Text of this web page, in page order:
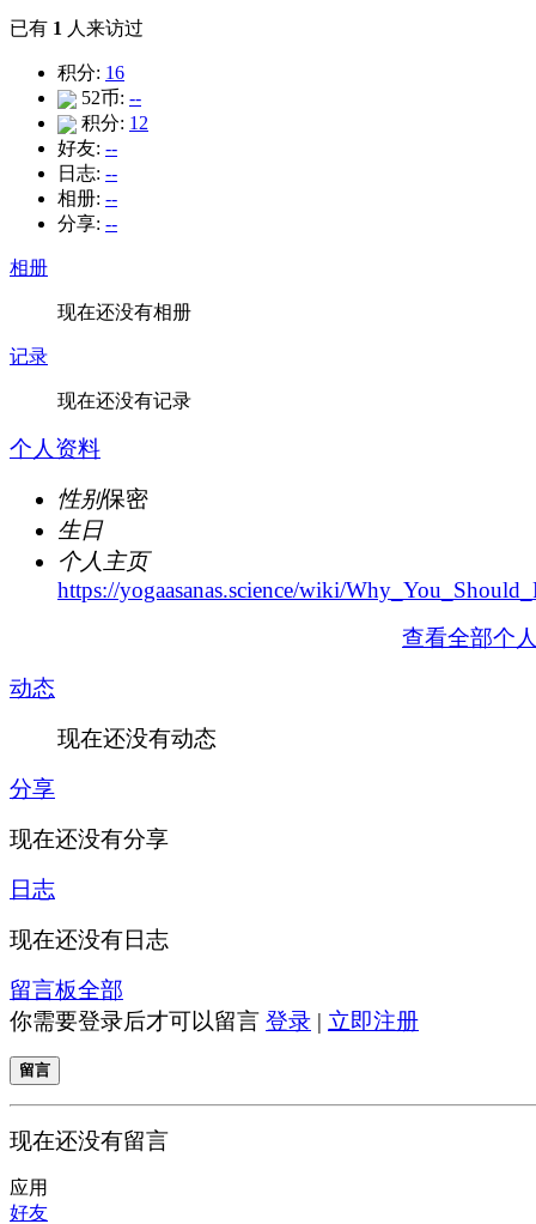
已有 1 人来访过
积分: 16
52币: --
积分: 12
好友: --
日志: --
相册: --
分享: --
相册
现在还没有相册
记录
现在还没有记录
个人资料
性别保密
生日
个人主页
https://yogaasanas.science/wiki/
查看全部个
动态
现在还没有动态
分享
现在还没有分享
日志
现在还没有日志
留言板全部
你需要登录后才可以留言 登录 | 立即注册
留言
现在还没有留言
应用
好友